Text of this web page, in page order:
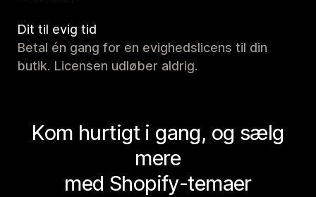
Dit til evig tid
Betal én gang for en evighedslicens til din
butik. Licensen udløber aldrig.
Kom hurtigt i gang, og sælg
mere
med Shopify-temaer